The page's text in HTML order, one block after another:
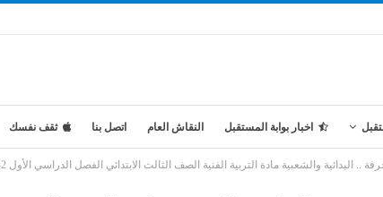
اخبار بوابة المستقبل النقاش العام اتصل بنا ثقف نفسك
البدائية والشعبية مادة التربية الفنية الصف الثالث الابتدائي الفصل الدراسي الأول 1442 هـ